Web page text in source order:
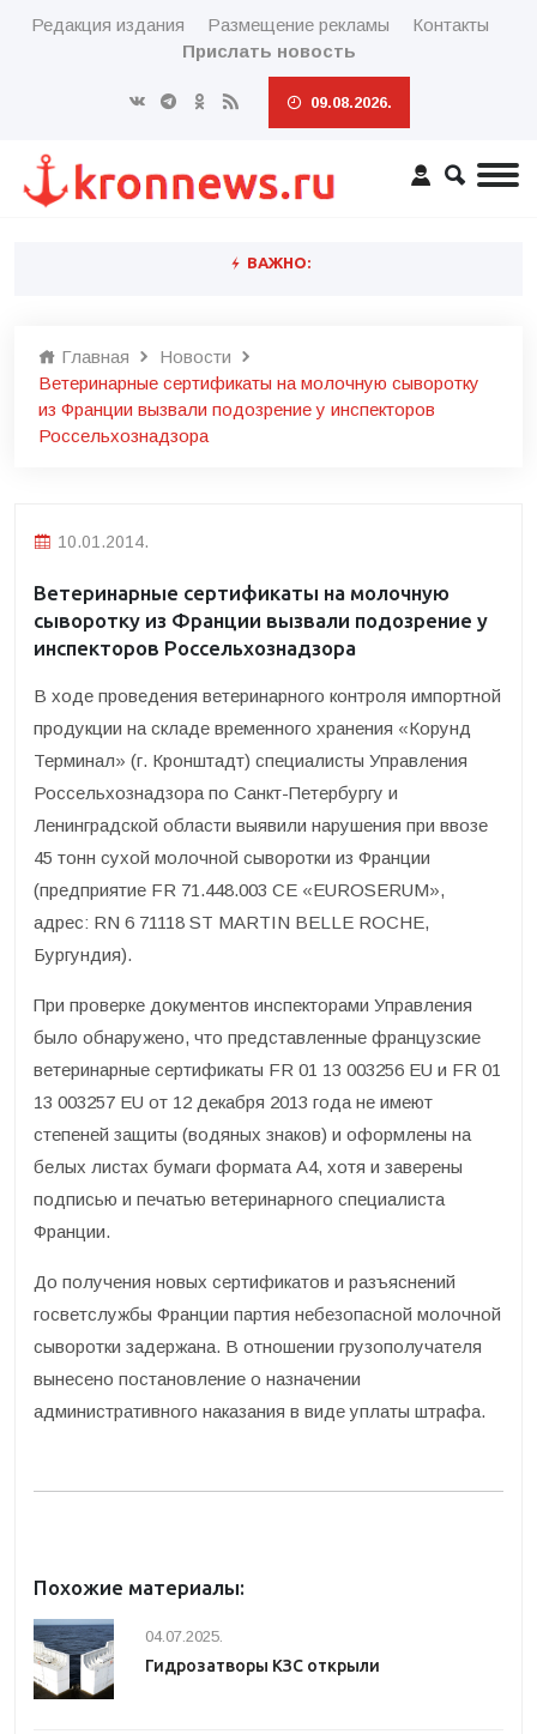
Редакция издания Размещение рекламы
Контакты
Прислать новость
09.08.2026.
ВАЖНО:
Главная
Новости
Ветеринарные сертификаты на молочную сыворотку
из Франции вызвали подозрение у инспекторов
Россельхознадзора
10.01.2014.
Ветеринарные сертификаты на молочную
сыворотку из Франции вызвали подозрение у
инспекторов Россельхознадзора
В ходе проведения ветеринарного контроля импортной
продукции на складе временного хранения «Корунд
Терминал» (г. Кронштадт) специалисты Управления
Россельхознадзора по Санкт-Петербургу и
Ленинградской области выявили нарушения при ввозе
45 тонн сухой молочной сыворотки из Франции
(предприятие FR 71.448.003 CE «EUROSERUM»,
адрес: RN 6 71118 ST MARTIN BELLE ROCHE,
Бургундия).
При проверке документов инспекторами Управления
было обнаружено, что представленные французские
ветеринарные сертификаты FR 01 13 003256 EU и FR 01
13 003257 EU от 12 декабря 2013 года не имеют
степеней защиты (водяных знаков) и оформлены на
белых листах бумаги формата А4, хотя и заверены
подписью и печатью ветеринарного специалиста
Франции.
До получения новых сертификатов и разъяснений
госветслужбы Франции партия небезопасной молочной
сыворотки задержана. В отношении грузополучателя
вынесено постановление о назначении
административного наказания в виде уплаты штрафа.
Похожие материалы:
04.07.2025.
Гидрозатворы КЗС открыли